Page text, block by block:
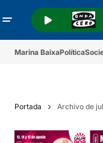
Marina BaixaPolítica
Portada Archivo de